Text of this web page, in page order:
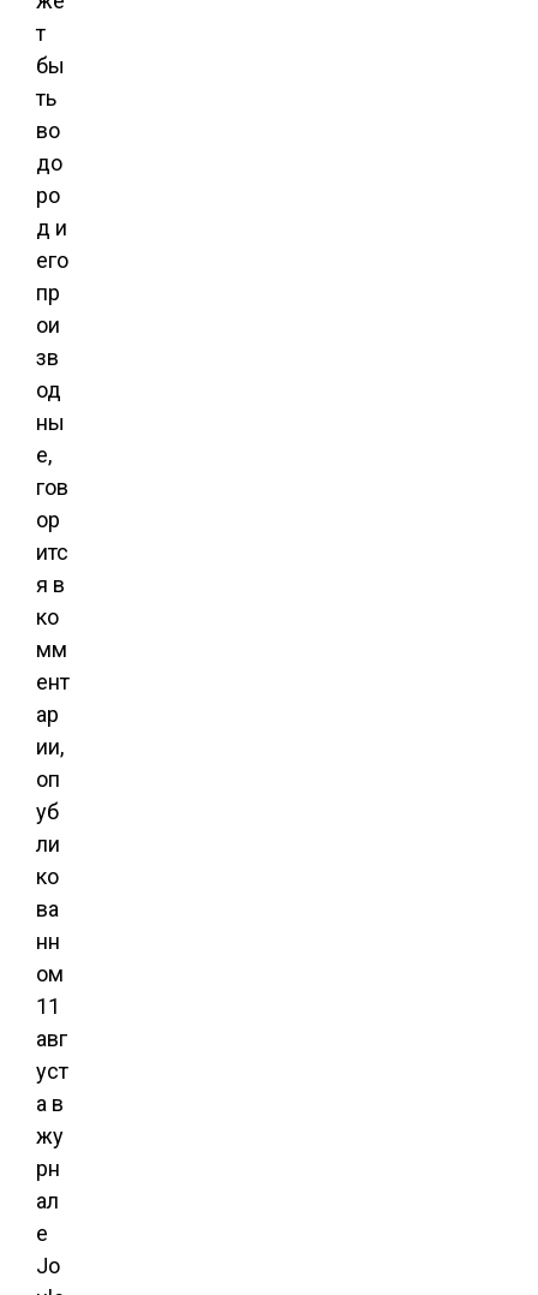
т
бы
ть
во
до
ро
д и
его
пр
ои
зв
од
ны
е,
гов
ор
итс
я в
ко
мм
ент
ар
ии,
оп
уб
ли
ко
ва
нн
ом
11
авг
уст
а в
жу
рн
ал
е
Jo